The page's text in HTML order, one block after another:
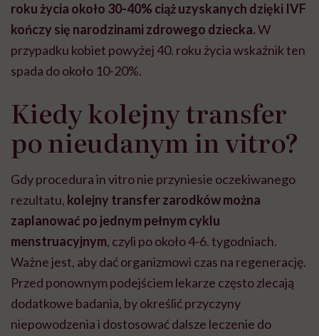
roku życia około 30-40% ciąż uzyskanych dzięki IVF
kończy się narodzinami zdrowego dziecka.W
przypadku kobiet powyżej 40. roku życia wskaźnik ten
spada do około 10-20%.
Kiedy kolejny transfer
po nieudanym in vitro?
Gdy procedura in vitro nie przyniesie oczekiwanego
rezultatu, kolejny transfer zarodków można
zaplanować po jednym pełnym cyklu
menstruacyjnym, czyli po około 4-6. tygodniach.
Ważne jest, aby dać organizmowi czas na regenerację.
Przed ponownym podejściem lekarze często zlecają
dodatkowe badania, by określić przyczyny
niepowodzenia i dostosować dalsze leczenie do